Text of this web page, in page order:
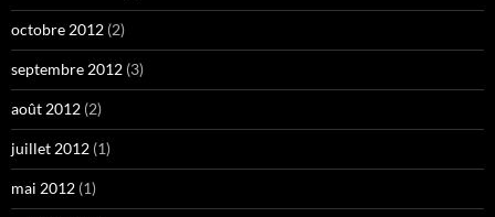
octobre 2012 (2)
septembre 2012 (3)
août 2012 (2)
juillet 2012 (1)
mai 2012 (1)